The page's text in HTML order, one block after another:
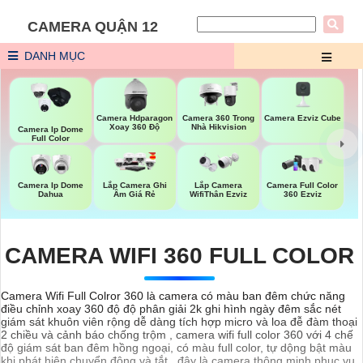
CAMERA QUẬN 12
DANH MỤC
Camera Ip Dome
Full Color
Camera Hdparagon
Xoay 360 Độ
Camera 360 Trong
Nhà Hikvision
Camera Ezviz Cube
Camera Ip Dome
Dahua
Lắp Camera Ghi
Âm Giá Rẻ
Lắp Camera
WifiThân Ezviz
Camera Full Color
360 Ezviz
CAMERA WIFI 360 FULL COLOR
Camera Wifi Full Colror 360 là camera có màu ban đêm chức năng
điều chỉnh xoay 360 độ độ phân giải 2k ghi hình ngày đêm sắc nét
giám sát khuôn viên rộng dễ dàng tích hợp micro và loa đễ đàm thoại
2 chiều và cảnh báo chống trộm , camera wifi full color 360 với 4 chế
độ giám sát ban đêm hồng ngoại, có màu full color, tự dộng bật màu